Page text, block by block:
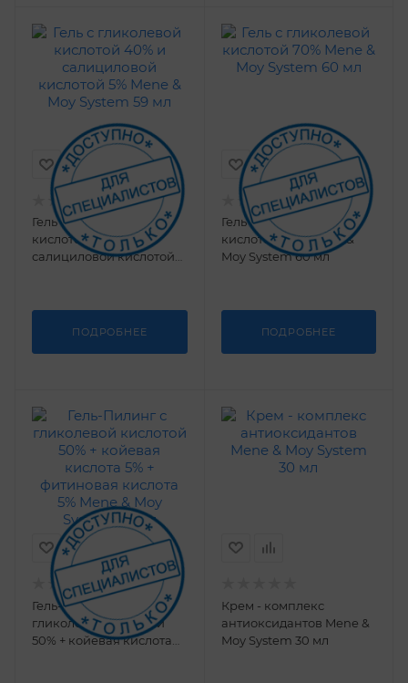
Гель с гликолевой
кислотой 40% и
салициловой кислотой
ПОДРОБНЕЕ
Гель с гликолевой
кислотой 70% Mene &
Moy System 60 мл
ПОДРОБНЕЕ
Гель-Пилинг с
гликолевой кислотой
50% + койевая кислота
Крем - комплекс
антиоксидантов Mene &
Moy System 30 мл